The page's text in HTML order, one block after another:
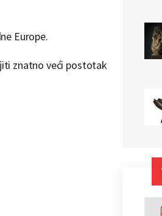
Europe.
znatno veći postotak